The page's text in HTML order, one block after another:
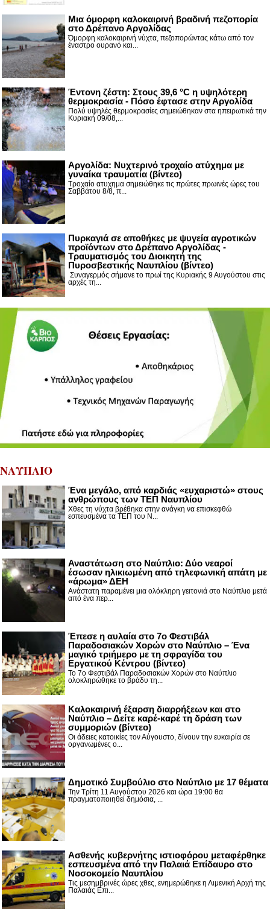
Μια όμορφη καλοκαιρινή βραδινή πεζοπορία
στο Δρέπανο Αργολίδας
Όμορφη καλοκαιρινή νύχτα, πεζοπορώντας κάτω από τον
έναστρο ουρανό και...
Έντονη ζέστη: Στους 39,6 °C η υψηλότερη
θερμοκρασία - Πόσο έφτασε στην Αργολίδα
Πολύ υψηλές θερμοκρασίες σημειώθηκαν στα ηπειρωτικά την
Κυριακή 09/08,...
Αργολίδα: Νυχτερινό τροχαίο ατύχημα με
γυναίκα τραυματία (βίντεο)
Τροχαίο ατυχημα σημειώθηκε τις πρώτες πρωινές ώρες του
Σαββάτου 8/8, π...
Πυρκαγιά σε αποθήκες με ψυγεία αγροτικών
προϊόντων στο Δρέπανο Αργολίδας -
Τραυματισμός του Διοικητή της
Πυροσβεστικής Ναυπλίου (βίντεο)
Συναγερμός σήμανε το πρωί της Κυριακής 9 Αυγούστου στις
αρχές τη...
ΝΑΥΠΛΙΟ
Ένα μεγάλο, από καρδιάς «ευχαριστώ» στους
ανθρώπους των ΤΕΠ Ναυπλίου
Χθες τη νύχτα βρέθηκα στην ανάγκη να επισκεφθώ
εσπευσμένα τα ΤΕΠ του Ν...
Αναστάτωση στο Ναύπλιο: Δύο νεαροί
έσωσαν ηλικιωμένη από τηλεφωνική απάτη με
«άρωμα» ΔΕΗ
Ανάστατη παραμένει μια ολόκληρη γειτονιά στο Ναύπλιο μετά
από ένα περ...
Έπεσε η αυλαία στο 7ο Φεστιβάλ
Παραδοσιακών Χορών στο Ναύπλιο – Ένα
μαγικό τριήμερο με τη σφραγίδα του
Εργατικού Κέντρου (βίντεο)
Το 7ο Φεστιβάλ Παραδοσιακών Χορών στο Ναύπλιο
ολοκληρώθηκε το βράδυ τη...
Καλοκαιρινή έξαρση διαρρήξεων και στο
Ναύπλιο – Δείτε καρέ-καρέ τη δράση των
συμμοριών (βίντεο)
Οι άδειες κατοικίες τον Αύγουστο, δίνουν την ευκαιρία σε
οργανωμένες ο...
Δημοτικό Συμβούλιο στο Ναύπλιο με 17 θέματα
Την Τρίτη 11 Αυγούστου 2026 και ώρα 19:00 θα
πραγματοποιηθεί δημόσια, ...
Ασθενής κυβερνήτης ιστιοφόρου μεταφέρθηκε
εσπευσμένα από την Παλαιά Επίδαυρο στο
Νοσοκομείο Ναυπλίου
Τις μεσημβρινές ώρες χθες, ενημερώθηκε η Λιμενική Αρχή της
Παλαιάς Επι...